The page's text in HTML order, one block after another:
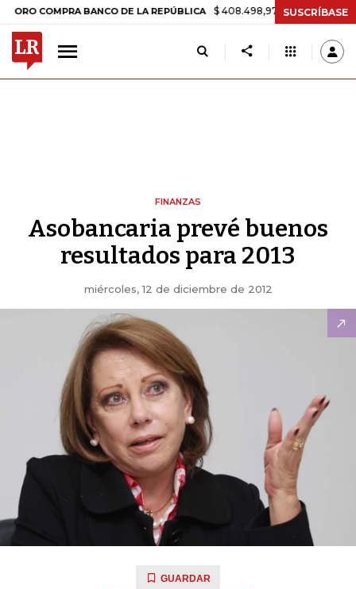
BANCO DE LA REPÚBLICA $ 408.498,97 +$ 8.753,81 +2,19%
SUSCRÍBASE
FINANZAS
Asobancaria prevé buenos
resultados para 2013
miércoles, 12 de diciembre de 2012
GUARDAR